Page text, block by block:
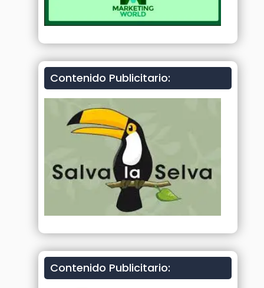
Contenido Publicitario:
Contenido Publicitario: